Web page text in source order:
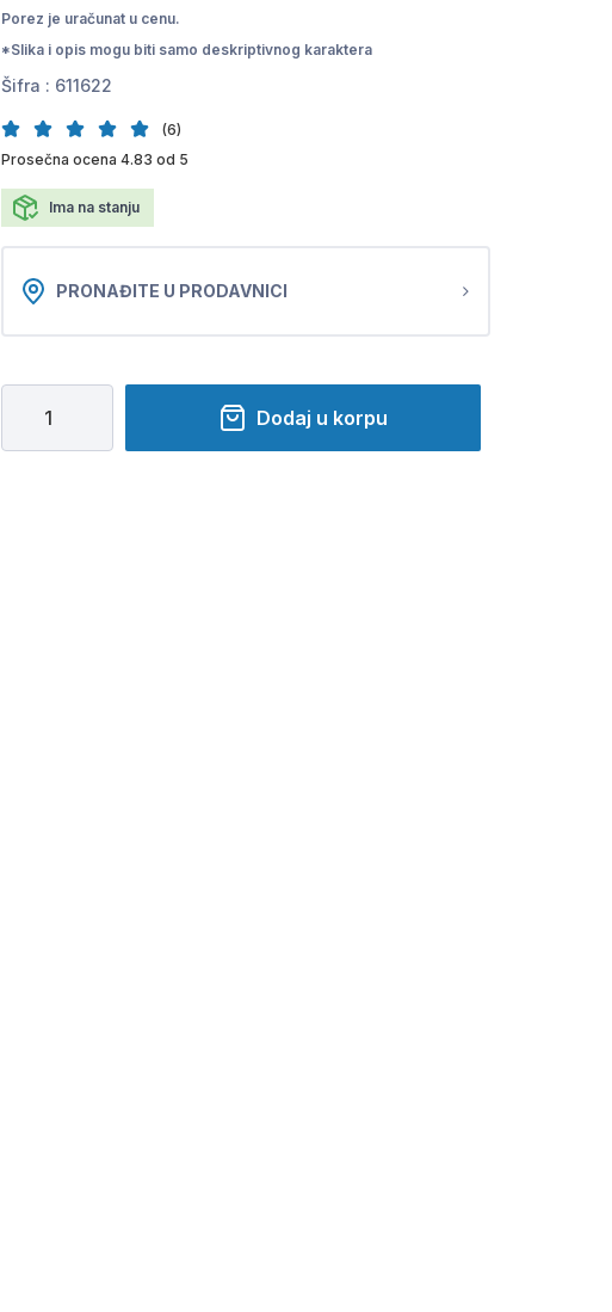
Porez je uračunat u cenu.
*Slika i opis mogu biti samo deskriptivnog karaktera
Šifra : 611622
(6)
Prosečna ocena 4.83 od 5
Ima na stanju
PRONAĐITE U PRODAVNICI
Dodaj u korpu